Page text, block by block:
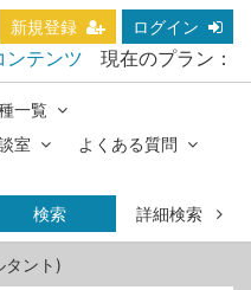
新規登録 ログイン
ンテンツ 現在のプラン：
一覧
室
よくある質問
検索
詳細検索
タント)